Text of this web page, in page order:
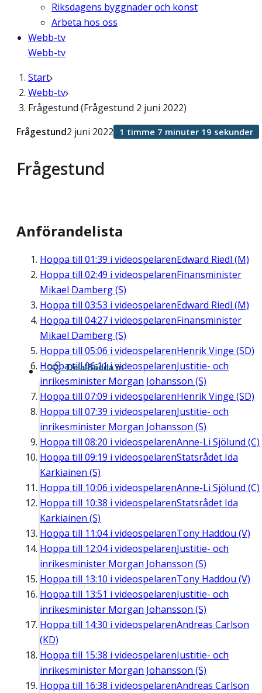
Riksdagens byggnader och konst
Arbeta hos oss
Webb-tv
Webb-tv
Start
Webb-tv
Frågestund (Frågestund 2 juni 2022)
Frågestund
Frågestund2 juni 2022 1 timme 7 minuter 19 sekunder
Anförandelista
Hoppa till 01:39 i videospelarenEdward Riedl (M)
Hoppa till 02:49 i videospelarenFinansminister
Mikael Damberg (S)
Hoppa till 03:53 i videospelarenEdward Riedl (M)
Hoppa till 04:27 i videospelarenFinansminister
Mikael Damberg (S)
Hoppa till 05:06 i videospelarenHenrik Vinge (SD)
Hoppa till06:11i videospelarenJustitie- och
inrikesminister Morgan Johansson (S)
Hoppa till 07:09 i videospelarenHenrik Vinge (SD)
Hoppa till 07:39 i videospelarenJustitie- och
inrikesminister Morgan Johansson (S)
Hoppa till 08:20 i videospelarenAnne-Li Sjölund (C)
Hoppa till 09:19 i videospelarenStatsrådet Ida
Karkiainen (S)
Hoppa till 10:06 i videospelarenAnne-Li Sjölund (C)
Hoppa till 10:38 i videospelarenStatsrådet Ida
Karkiainen (S)
Hoppa till 11:04i videospelarenTony Haddou (V)
Hoppa till 12:04i videospelarenJustitie- och
inrikesminister Morgan Johansson (S)
Hoppa till 13:10 i videospelarenTony Haddou (V)
Hoppa till 13:51 i videospelarenJustitie- och
inrikesminister Morgan Johansson (S)
Hoppa till 14:30 i videospelarenAndreas Carlson
(KD)
Hoppa till 15:38 i videospelarenJustitie- och
inrikesminister Morgan Johansson (S)
Hoppa till 16:38 i videospelarenAndreas Carlson
Dela/Bädda in